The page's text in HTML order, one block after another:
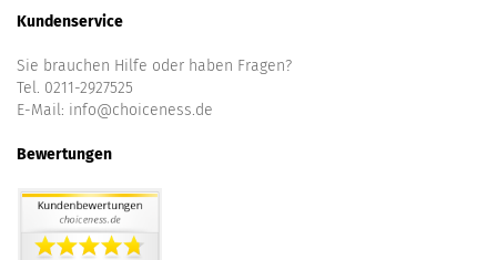
Kundenservice
Sie brauchen Hilfe oder haben Fragen?
Tel. 0211-2927525
E-Mail: info@choiceness.de
Bewertungen